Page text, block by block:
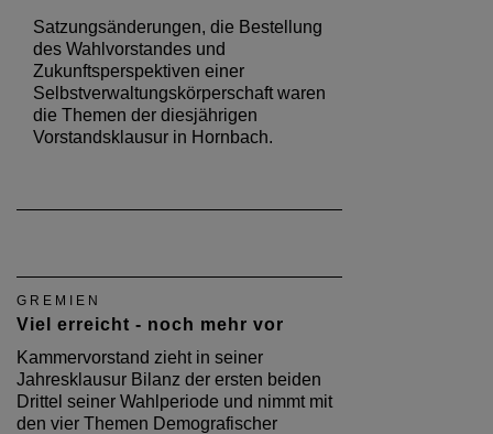
Satzungsänderungen, die Bestellung
des Wahlvorstandes und
Zukunftsperspektiven einer
Selbstverwaltungskörperschaft waren
die Themen der diesjährigen
Vorstandsklausur in Hornbach.
GREMIEN
Viel erreicht - noch mehr vor
Kammervorstand zieht in seiner
Jahresklausur Bilanz der ersten beiden
Drittel seiner Wahlperiode und nimmt mit
den vier Themen Demografischer